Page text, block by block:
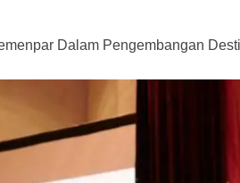
Dalam Pengembangan